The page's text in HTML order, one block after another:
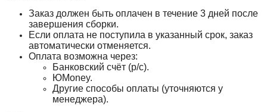
Заказ должен быть оплачен в течение 3 дней после
завершения сборки.
Если оплата не поступила в указанный срок, заказ
автоматически отменяется.
Оплата возможна через:
Банковский счёт (р/с).
ЮMoney.
Другие способы оплаты (уточняются у
менеджера).